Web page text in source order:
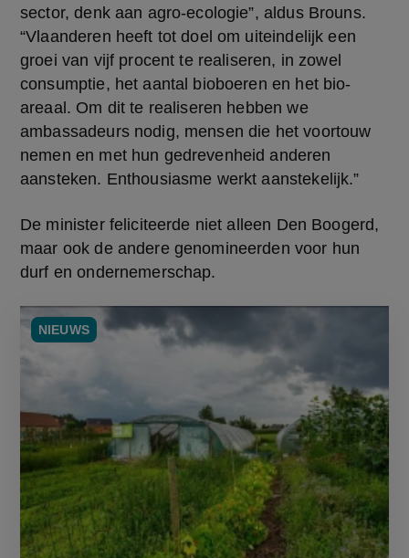
sector, denk aan agro-ecologie”, aldus Brouns.
“Vlaanderen heeft tot doel om uiteindelijk een
groei van vijf procent te realiseren, in zowel
consumptie, het aantal bioboeren en het bio-
areaal. Om dit te realiseren hebben we
ambassadeurs nodig, mensen die het voortouw
nemen en met hun gedrevenheid anderen
aansteken. Enthousiasme werkt aanstekelijk.”
De minister feliciteerde niet alleen Den Boogerd,
maar ook de andere genomineerden voor hun
durf en ondernemerschap.
NIEUWS